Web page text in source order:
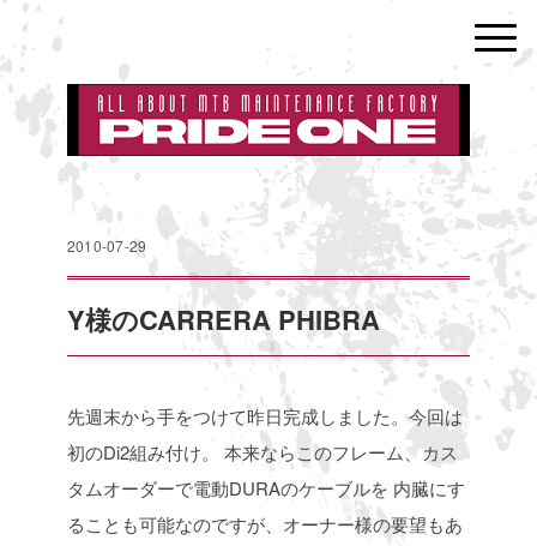
2010-07-29
Y様のCARRERA PHIBRA
先週末から手をつけて昨日完成しました。今回は
初のDi2組み付け。
本来ならこのフレーム、カス
タムオーダーで電動DURAのケーブルを 内臓にす
ることも可能なのですが、オーナー様の要望もあ